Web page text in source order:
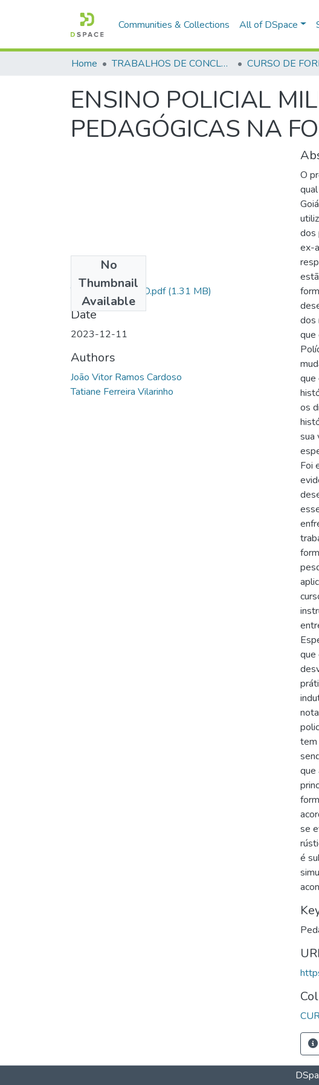
Communities & Collections All of DSpace
Home TRABALHOS DE CONCLUSÃO DE CURSO - CFP (CURSO DE FORMAÇÃO DE PRAÇAS)
ENSINO POLICIAL
PEDAGÓGICAS NA
No
Thumbnail
Available
TCC CPF PRONTO.pdf(1.31 MB)
Date
2023-12-11
Authors
João Vitor Ramos Cardoso
Tatiane Ferreira Vilarinho
O
dos
ex-
dos
que
que
os
sua
Foi
que
tem
que
se
é
URI